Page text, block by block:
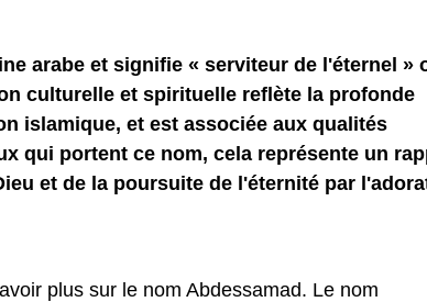
arabe et signifie « serviteur de l'éternel »
culturelle et spirituelle reflète la profonde
islamique, et est associée aux qualités
qui portent ce nom, cela représente un
et de la poursuite de l'éternité par
plus sur le nom Abdessamad. Le nom